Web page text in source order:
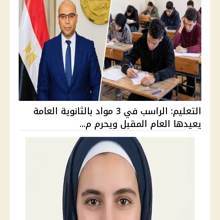
التعليم: الراسب في 3 مواد بالثانوية العامة
يعيدها العام المقبل ويحرم م...